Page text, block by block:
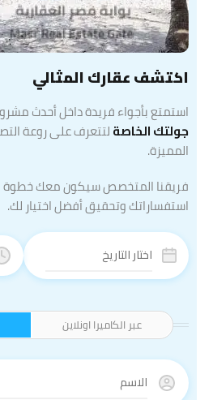
عبر الكاميرا اونلاين
اكتشف عقارك المثالي
استمتع بأجواء فريدة داخل أحدث
جولتك الخاصةلتتعرف على روعة
المميزة.
فريقنا المتخصص سيكون معك خطوة
استفساراتك وتحقيق أفضل اختيار لك.